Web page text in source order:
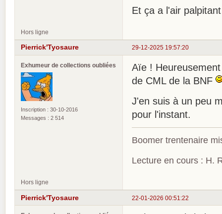
Et ça a l'air
Hors ligne
29-12-2025 19:57:20
Pierrick'Tyosaure
Exhumeur de collections oubliées
Inscription : 30-10-2016
Messages : 2 514
Aïe !
de CML de la BNF
J'en suis à un peu
pour l'instant.
Boomer trentenaire
Lecture en cours : H.
Hors ligne
22-01-2026 00:51:22
Pierrick'Tyosaure